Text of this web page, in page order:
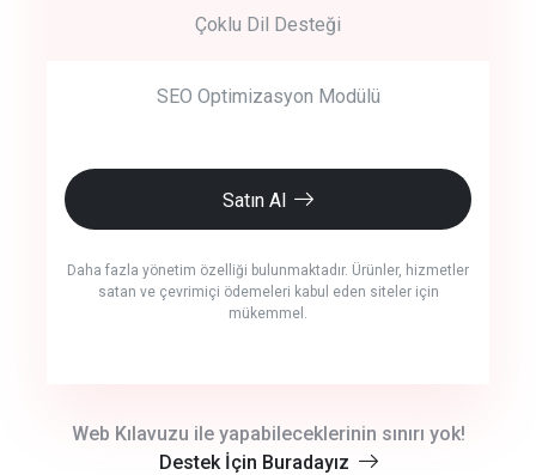
Çoklu Dil Desteği
SEO Optimizasyon Modülü
Satın Al
Daha fazla yönetim özelliği bulunmaktadır. Ürünler, hizmetler
satan ve çevrimiçi ödemeleri kabul eden siteler için
mükemmel.
Web Kılavuzu ile yapabileceklerinin sınırı yok!
Destek İçin Buradayız